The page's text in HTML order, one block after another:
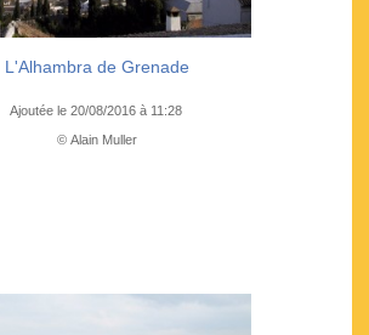
L'Alhambra de Grenade
Ajoutée le 20/08/2016 à 11:28
© Alain Muller